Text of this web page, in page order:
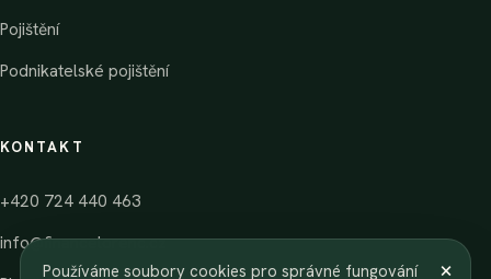
Pojištění
Podnikatelské pojištění
KONTAKT
+420 724 440 463
info@financelorenc.cz
×
Používáme soubory cookies pro správné fungování